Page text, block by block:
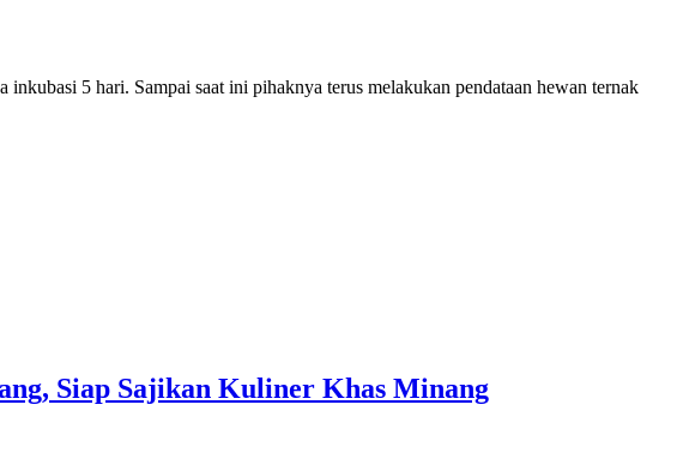
5 hari. Sampai saat ini pihaknya terus melakukan pendataan hewan ternak
Siap Sajikan Kuliner Khas Minang